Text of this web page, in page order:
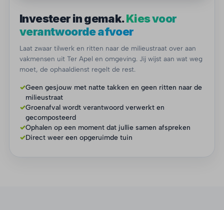
Investeer in gemak.Kies voor
verantwoorde afvoer
Laat zwaar tilwerk en ritten naar de milieustraat over aan
vakmensen uit Ter Apel en omgeving. Jij wijst aan wat weg
moet, de ophaaldienst regelt de rest.
✓Geen gesjouw met natte takken en geen ritten naar de
milieustraat
✓Groenafval wordt verantwoord verwerkt en
gecomposteerd
✓Ophalen op een moment dat jullie samen afspreken
✓Direct weer een opgeruimde tuin